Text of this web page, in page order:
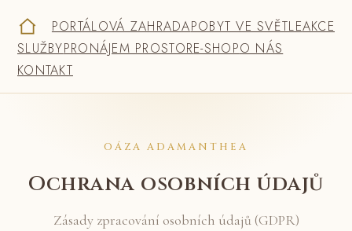
PORTÁLOVÁ ZAHRADAPOBYT VE SVĚTLEAKCE
SLUŽBYPRONÁJEM PROSTORE-SHOPO NÁS
KONTAKT
OÁZA ADAMANTHEA
Ochrana osobních údajů
Zásady zpracování osobních údajů (GDPR)